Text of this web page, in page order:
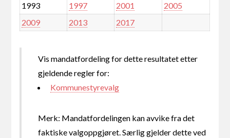
1993
1997 2001
2005
2009
2013 2017
Vis mandatfordeling for dette resultatet etter
gjeldende regler for:
Kommunestyrevalg
Merk: Mandatfordelingen kan avvike fra det
faktiske valgoppgjøret. Særlig gjelder dette ved